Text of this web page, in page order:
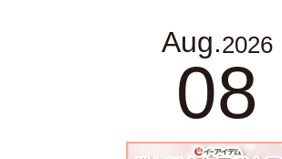
Aug.2026
08